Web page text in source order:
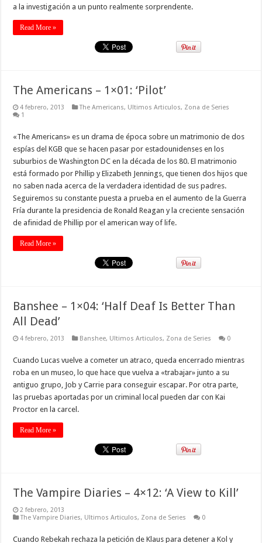
a la investigación a un punto realmente sorprendente.
Read More »
The Americans – 1×01: ‘Pilot’
4 febrero, 2013 The Americans, Ultimos Articulos, Zona de Series
1
«The Americans» es un drama de época sobre un matrimonio de dos
espías del KGB que se hacen pasar por estadounidenses en los
suburbios de Washington DC en la década de los 80. El matrimonio
está formado por Phillip y Elizabeth Jennings, que tienen dos hijos que
no saben nada acerca de la verdadera identidad de sus padres.
Seguiremos su constante puesta a prueba en el aumento de la Guerra
Fría durante la presidencia de Ronald Reagan y la creciente sensación
de afinidad de Phillip por el american way of life.
Read More »
Banshee – 1×04: ‘Half Deaf Is Better Than
All Dead’
4 febrero, 2013 Banshee, Ultimos Articulos, Zona de Series 0
Cuando Lucas vuelve a cometer un atraco, queda encerrado mientras
roba en un museo, lo que hace que vuelva a «trabajar» junto a su
antiguo grupo, Job y Carrie para conseguir escapar. Por otra parte,
las pruebas aportadas por un criminal local pueden dar con Kai
Proctor en la carcel.
Read More »
The Vampire Diaries – 4×12: ‘A View to Kill’
2 febrero, 2013
The Vampire Diaries, Ultimos Articulos, Zona de Series 0
Cuando Rebekah rechaza la petición de Klaus para detener a Kol y